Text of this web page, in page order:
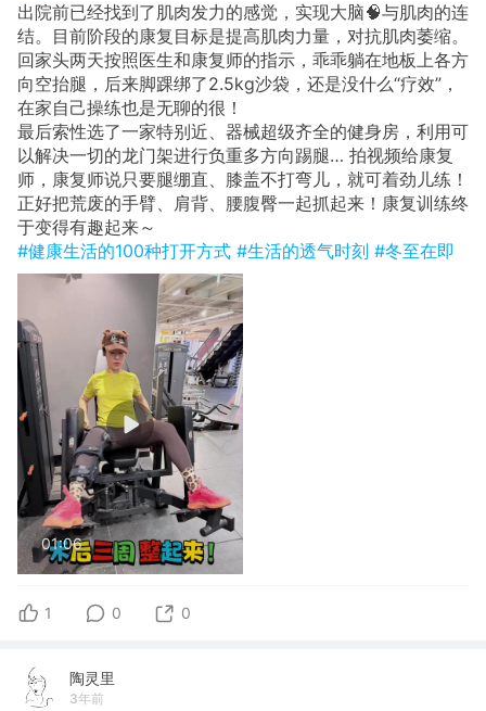
出院前已经找到了肌肉发力的感觉，实现大脑🧠与肌肉的连
结。目前阶段的康复目标是提高肌肉力量，对抗肌肉萎缩。
回家头两天按照医生和康复师的指示，乖乖躺在地板上各方
向空抬腿，后来脚踝绑了2.5kg沙袋，还是没什么“疗效”，
在家自己操练也是无聊的很！
最后索性选了一家特别近、器械超级齐全的健身房，利用可
以解决一切的龙门架进行负重多方向踢腿… 拍视频给康复
师，康复师说只要腿绷直、膝盖不打弯儿，就可着劲儿练！
正好把荒废的手臂、肩背、腰腹臀一起抓起来！康复训练终
于变得有趣起来～
#健康生活的100种打开方式 #生活的透气时刻 #冬至在即
01:06
1 0 0
陶灵里
3年前